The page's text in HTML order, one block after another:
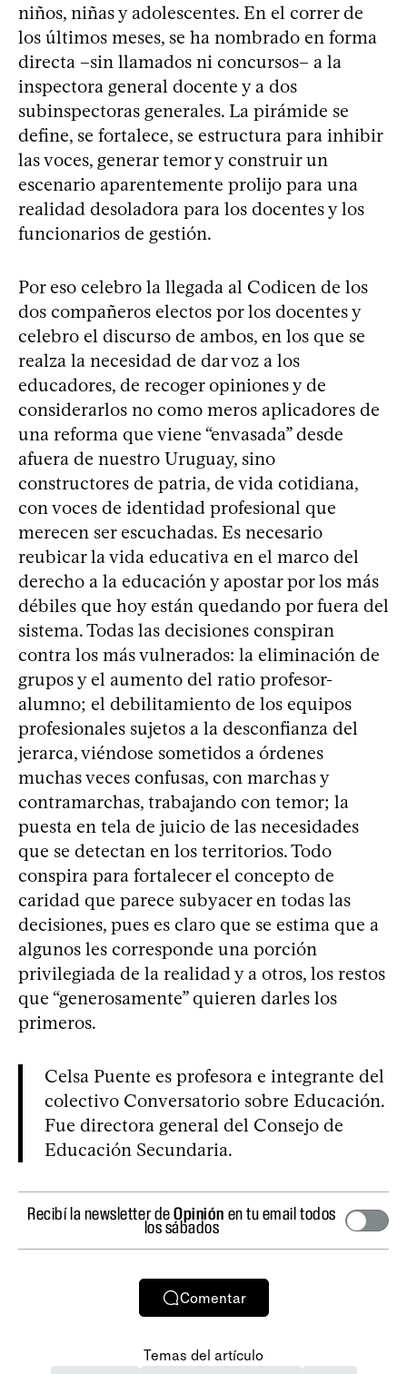
niños, niñas y adolescentes. En el correr de
los últimos meses, se ha nombrado en forma
directa –sin llamados ni concursos– a la
inspectora general docente y a dos
subinspectoras generales. La pirámide se
define, se fortalece, se estructura para inhibir
las voces, generar temor y construir un
escenario aparentemente prolijo para una
realidad desoladora para los docentes y los
funcionarios de gestión.
Por eso celebro la llegada al Codicen de los
dos compañeros electos por los docentes y
celebro el discurso de ambos, en los que se
realza la necesidad de dar voz a los
educadores, de recoger opiniones y de
considerarlos no como meros aplicadores de
una reforma que viene “envasada” desde
afuera de nuestro Uruguay, sino
constructores de patria, de vida cotidiana,
con voces de identidad profesional que
merecen ser escuchadas. Es necesario
reubicar la vida educativa en el marco del
derecho a la educación y apostar por los más
débiles que hoy están quedando por fuera del
sistema. Todas las decisiones conspiran
contra los más vulnerados: la eliminación de
grupos y el aumento del ratio profesor-
alumno; el debilitamiento de los equipos
profesionales sujetos a la desconfianza del
jerarca, viéndose sometidos a órdenes
muchas veces confusas, con marchas y
contramarchas, trabajando con temor; la
puesta en tela de juicio de las necesidades
que se detectan en los territorios. Todo
conspira para fortalecer el concepto de
caridad que parece subyacer en todas las
decisiones, pues es claro que se estima que a
algunos les corresponde una porción
privilegiada de la realidad y a otros, los restos
que “generosamente” quieren darles los
primeros.
Celsa Puente es profesora e integrante del
colectivo Conversatorio sobre Educación.
Fue directora general del Consejo de
Educación Secundaria.
Recibí la newsletter deOpinión en tu email todos
los sábados
Comentar
Temas del artículo